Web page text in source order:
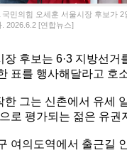
민의힘 오세훈 서울시장 후보가
. 2026.6.2 [연합뉴스]
후보는 6·3 지방선
표를 행사해달라고 호
그는 신촌에서 유세
로 평가되는 젊은 유권
여의도역에서 출근길